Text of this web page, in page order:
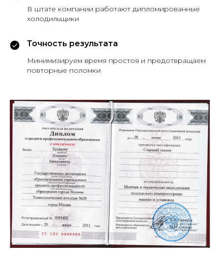
В штате компании работают дипломированные
холодильщики
Точность результата
Минимизируем время простоя и предотвращаем
повторные поломки